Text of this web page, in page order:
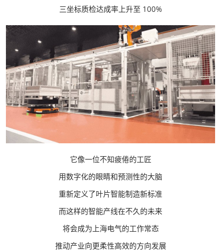
三坐标质检达成率上升至 100%
它像一位不知疲倦的工匠
用数字化的眼睛和预测性的大脑
重新定义了叶片智能制造新标准
而这样的智能产线在不久的未来
将会成为上海电气的工作常态
推动产业向更柔性高效的方向发展